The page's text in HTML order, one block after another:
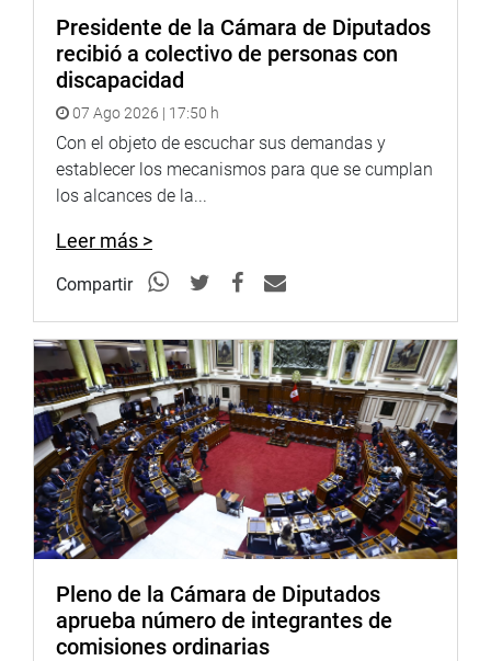
Presidente de la Cámara de Diputados
recibió a colectivo de personas con
discapacidad
07 Ago 2026 | 17:50 h
Con el objeto de escuchar sus demandas y
establecer los mecanismos para que se cumplan
los alcances de la...
Leer más >
Compartir
Pleno de la Cámara de Diputados
aprueba número de integrantes de
comisiones ordinarias